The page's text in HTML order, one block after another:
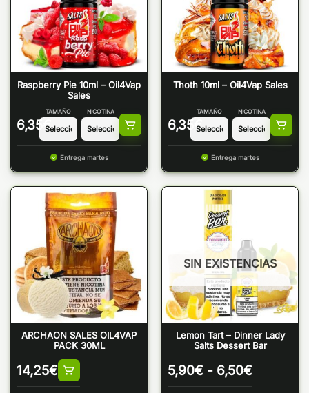
Raspberry Pie 10ml – Oil4Vap
Sales
6,35 €
TAMAÑO NICOTINA
Entrega martes
Thoth 10ml – Oil4Vap Sales
6,35 €
TAMAÑO NICOTINA
Entrega martes
ARCHAON SALES OIL4VAP
PACK 30ML
14,25€
SIN EXISTENCIAS
Lemon Tart – Dinner Lady
Salts Dessert Bar
5,90€ - 6,50€Rango
de